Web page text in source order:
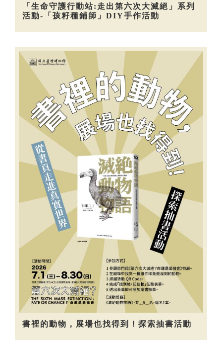
「生命守護行動站:走出第六次大滅絕」系列
活動-「孩籽種鋪師」DIY手作活動
書裡的動物，展場也找得到！探索抽書活動